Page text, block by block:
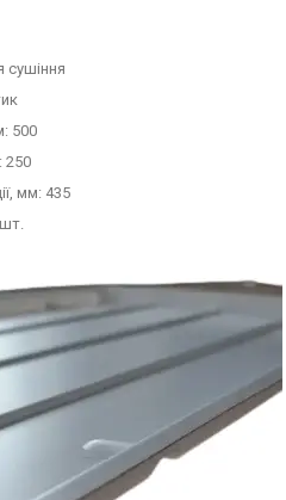
сушіння
500
250
мм: 435